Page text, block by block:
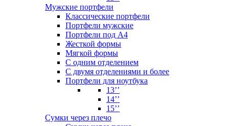
Мужские портфели
Классические портфели
Портфели мужские
Портфели под А4
Жесткой формы
Мягкой формы
С одним отделением
С двумя отделениями и более
Портфели для ноутбука
13’’
14’’
15’’
Сумки через плечо